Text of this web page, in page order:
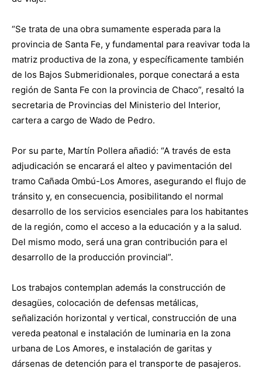
“Se trata de una obra sumamente esperada para la
provincia de Santa Fe, y fundamental para reavivar toda la
matriz productiva de la zona, y específicamente también
de los Bajos Submeridionales, porque conectará a esta
región de Santa Fe con la provincia de Chaco”, resaltó la
secretaria de Provincias del Ministerio del Interior,
cartera a cargo de Wado de Pedro.
Por su parte, Martín Pollera añadió: “A través de esta
adjudicación se encarará el alteo y pavimentación del
tramo Cañada Ombú-Los Amores, asegurando el flujo de
tránsito y, en consecuencia, posibilitando el normal
desarrollo de los servicios esenciales para los habitantes
de la región, como el acceso a la educación y a la salud.
Del mismo modo, será una gran contribución para el
desarrollo de la producción provincial”.
Los trabajos contemplan además la construcción de
desagües, colocación de defensas metálicas,
señalización horizontal y vertical, construcción de una
vereda peatonal e instalación de luminaria en la zona
urbana de Los Amores, e instalación de garitas y
dársenas de detención para el transporte de pasajeros.